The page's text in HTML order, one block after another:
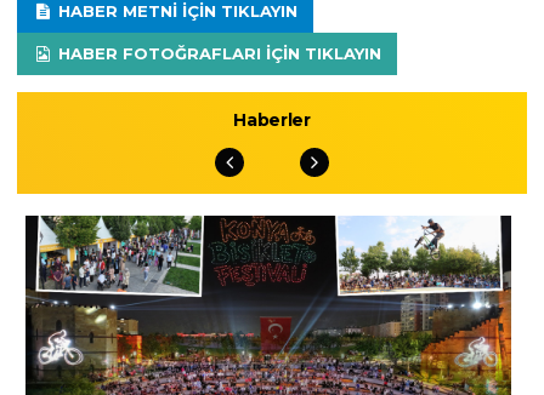
HABER METNI IÇIN TIKLAYIN
HABER FOTOĞRAFLARI IÇIN TIKLAYIN
Haberler